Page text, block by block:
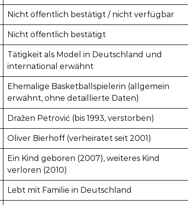
Nicht öffentlich bestätigt / nicht verfügbar
Nicht öffentlich bestätigt
Tätigkeit als Model in Deutschland und
international erwähnt
Ehemalige Basketballspielerin (allgemein
erwähnt, ohne detaillierte Daten)
Dražen Petrović (bis 1993, verstorben)
Oliver Bierhoff (verheiratet seit 2001)
Ein Kind geboren (2007), weiteres Kind
verloren (2010)
Lebt mit Familie in Deutschland